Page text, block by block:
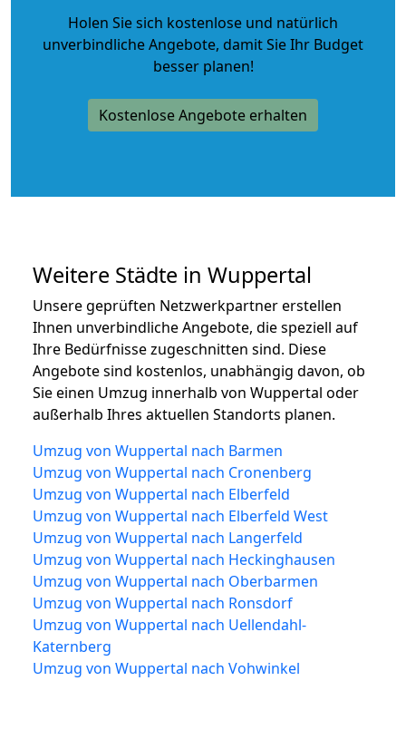
Holen Sie sich kostenlose und natürlich
unverbindliche Angebote, damit Sie Ihr Budget
besser planen!
Kostenlose Angebote erhalten
Weitere Städte in Wuppertal
Unsere geprüften Netzwerkpartner erstellen
Ihnen unverbindliche Angebote, die speziell auf
Ihre Bedürfnisse zugeschnitten sind. Diese
Angebote sind kostenlos, unabhängig davon, ob
Sie einen Umzug innerhalb von Wuppertal oder
außerhalb Ihres aktuellen Standorts planen.
Umzug von Wuppertal nach Barmen
Umzug von Wuppertal nach Cronenberg
Umzug von Wuppertal nach Elberfeld
Umzug von Wuppertal nach Elberfeld West
Umzug von Wuppertal nach Langerfeld
Umzug von Wuppertal nach Heckinghausen
Umzug von Wuppertal nach Oberbarmen
Umzug von Wuppertal nach Ronsdorf
Umzug von Wuppertal nach Uellendahl-
Katernberg
Umzug von Wuppertal nach Vohwinkel